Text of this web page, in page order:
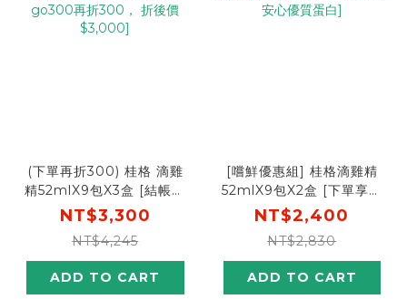
(下單再折300) 桂格 滴雞
精52mlX9包X3盒 [結帳輸
碼go300再折300， 折後
價$3,000]
NT$3,300
NT$4,245
ADD TO CART
[嚐鮮優惠組] 桂格滴雞精
52mlX9包X2盒 [下單享免
運，安心優質蛋白]
NT$2,400
NT$2,830
ADD TO CART